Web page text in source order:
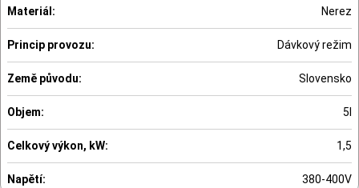
Materiál: Nerez
Princip provozu: Dávkový režim
Země původu: Slovensko
Objem: 5l
Celkový výkon, kW: 1,5
Napětí: 380-400V